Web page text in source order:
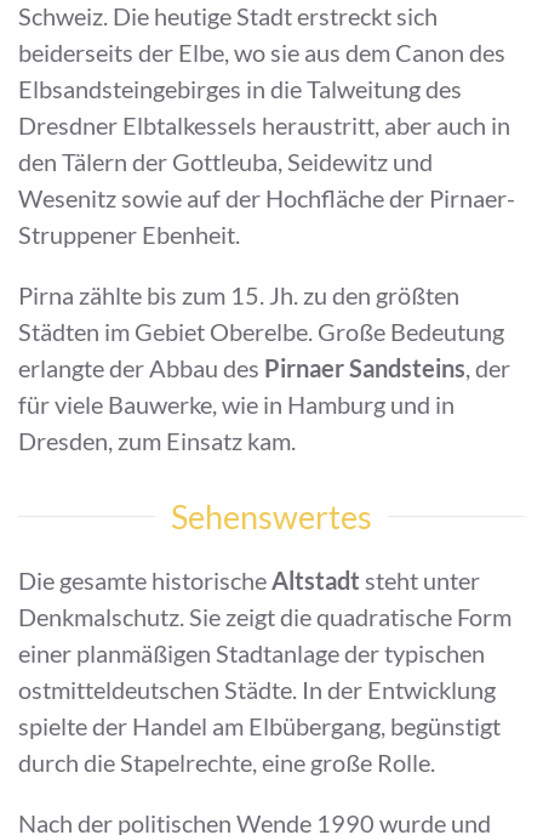
Schweiz. Die heutige Stadt erstreckt sich
beiderseits der Elbe, wo sie aus dem Canon des
Elbsandsteingebirges in die Talweitung des
Dresdner Elbtalkessels heraustritt, aber auch in
den Tälern der Gottleuba, Seidewitz und
Wesenitz sowie auf der Hochfläche der Pirnaer-
Struppener Ebenheit.
Pirna zählte bis zum 15. Jh. zu den größten
Städten im Gebiet Oberelbe. Große Bedeutung
erlangte der Abbau des Pirnaer Sandsteins, der
für viele Bauwerke, wie in Hamburg und in
Dresden, zum Einsatz kam.
Sehenswertes
Die gesamte historischeAltstadt steht unter
Denkmalschutz. Sie zeigt die quadratische Form
einer planmäßigen Stadtanlage der typischen
ostmitteldeutschen Städte. In der Entwicklung
spielte der Handel am Elbübergang, begünstigt
durch die Stapelrechte, eine große Rolle.
Nach der politischen Wende 1990 wurde und